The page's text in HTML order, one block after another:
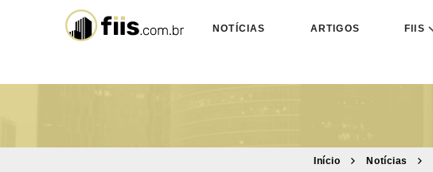
NOTÍCIAS ARTIGOS FIIS
Início Notícias